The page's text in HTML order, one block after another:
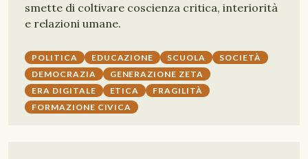
smette di coltivare coscienza critica, interiorità
e relazioni umane.
POLITICA EDUCAZIONE SCUOLA
SOCIETÀ
DEMOCRAZIA
GENERAZIONE ZETA
ERA DIGITALE
ETICA
FRAGILITÀ
FORMAZIONE CIVICA